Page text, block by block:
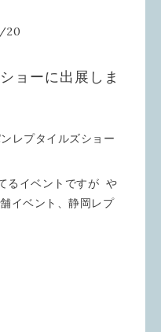
20
ョーに出展しま
レプタイルズショー
るイベントですが や
イベント、静岡レプ